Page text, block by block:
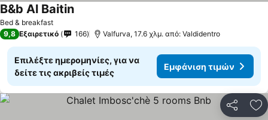
Bed & breakfast
B&b Al Baitin
9,8 Εξαιρετικό 166 Valfurva, 17.6 χλμ. από: Valdidentro
Επιλέξτε ημερομηνίες, για να
δείτε τις ακριβείς τιμές
Εμφάνιση τιμών